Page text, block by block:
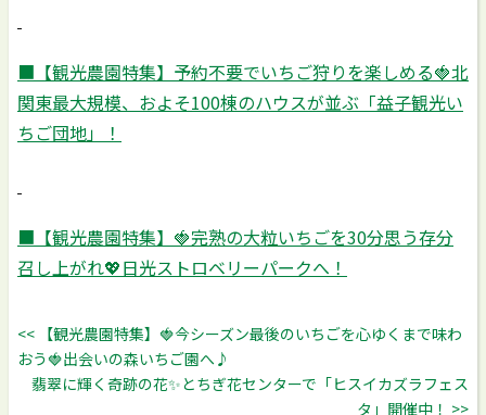
■ 【観光農園特集】予約不要でいちご狩りを楽しめる🍓北
関東最大規模、およそ100棟のハウスが並ぶ「益子観光い
ちご団地」！
■【観光農園特集】 🍓完熟の大粒いちごを30分思う存分
召し上がれ💖日光ストロベリーパークへ！
<< 【観光農園特集】🍓今シーズン最後のいちごを心ゆくまで味わ
おう🍓出会いの森いちご園へ♪
翡翠に輝く奇跡の花✨とちぎ花センターで「ヒスイカズラフェス
タ」開催中！ >>